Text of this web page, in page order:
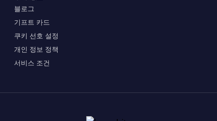
블로그
기프트 카드
쿠키 선호 설정
개인 정보 정책
서비스 조건